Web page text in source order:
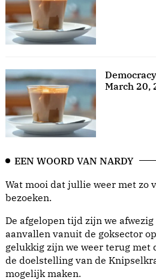
March 20,
EEN WOORD VAN NARDY
Wat mooi dat jullie weer met zo
bezoeken.
De afgelopen tijd zijn we
aanvallen vanuit de goksector
gelukkig zijn we weer terug met
de doelstelling van de
mogelijk maken.